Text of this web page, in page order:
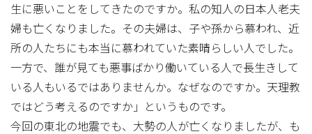
生に悪いことをしてきたのですか。私の知人の日本人老夫
婦も亡くなりました。その夫婦は、子や孫から慕われ、近
所の人たちにも本当に慕われていた素晴らしい人でした。
一方で、誰が見ても悪事ばかり働いている人で長生きして
いる人もいるではありませんか。なぜなのですか。天理教
ではどう考えるのですか」というものです。
今回の東北の地震でも、大勢の人が亡くなりましたが、も